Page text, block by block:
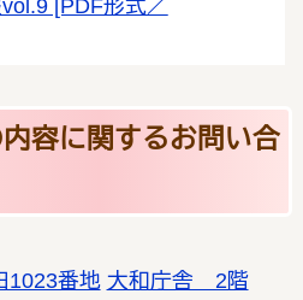
[PDF形式／
容に関するお問い合
1023番地 大和庁舎 2階